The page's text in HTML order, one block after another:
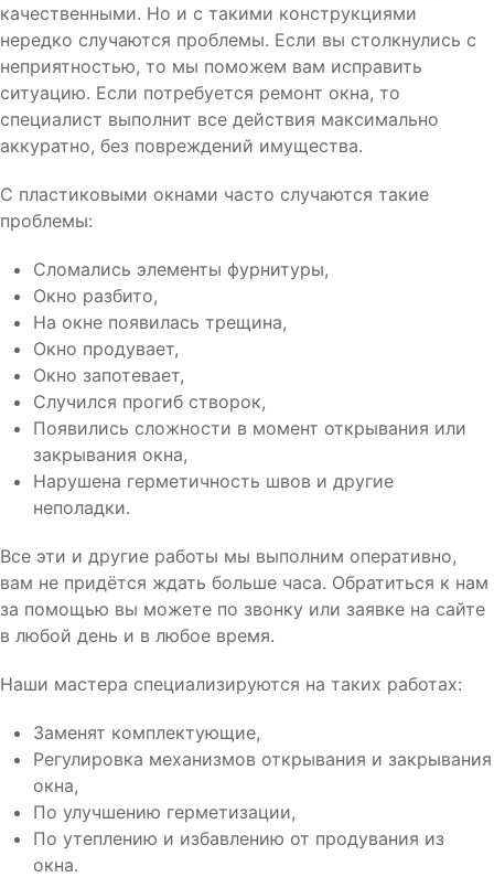
качественными. Но и с такими конструкциями
нередко случаются проблемы. Если вы столкнулись с
неприятностью, то мы поможем вам исправить
ситуацию. Если потребуется ремонт окна, то
специалист выполнит все действия максимально
аккуратно, без повреждений имущества.
С пластиковыми окнами часто случаются такие
проблемы:
Сломались элементы фурнитуры,
Окно разбито,
На окне появилась трещина,
Окно продувает,
Окно запотевает,
Случился прогиб створок,
Появились сложности в момент открывания или
закрывания окна,
Нарушена герметичность швов и другие
неполадки.
Все эти и другие работы мы выполним оперативно,
вам не придётся ждать больше часа. Обратиться к нам
за помощью вы можете по звонку или заявке на сайте
в любой день и в любое время.
Наши мастера специализируются на таких работах:
Заменят комплектующие,
Регулировка механизмов открывания и закрывания
окна,
По улучшению герметизации,
По утеплению и избавлению от продувания из
окна.